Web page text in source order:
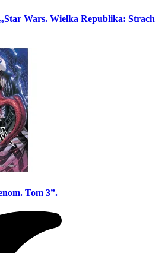
Wars. Wielka Republika: Strach
Tom 3”.